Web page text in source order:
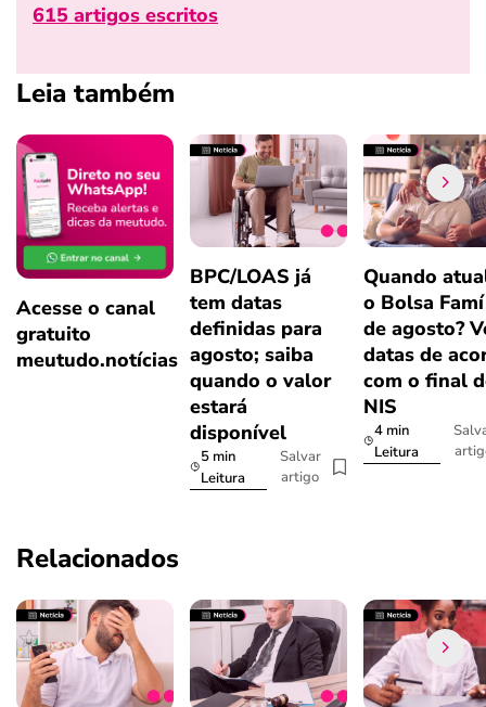
615 artigos escritos
Leia também
Acesse o canal
gratuito
meutudo.notícias
BPC/LOAS já
tem datas
definidas para
agosto; saiba
quando o valor
estará
disponível
5 min
Leitura
Salvar
artigo
Quando
o Bolsa
de agosto?
datas de
com o final
NIS
4 min
Leitura
Relacionados